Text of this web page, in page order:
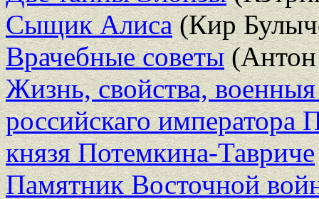
Сыщик Алиса(Кир
Врачебные советы(Антон
Жизнь, свойства,
российскаго императора
князя Потемкина-Тавриче
Памятник Восточной